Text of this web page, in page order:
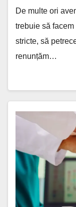
De multe ori
trebuie să
stricte, să
renunțăm…